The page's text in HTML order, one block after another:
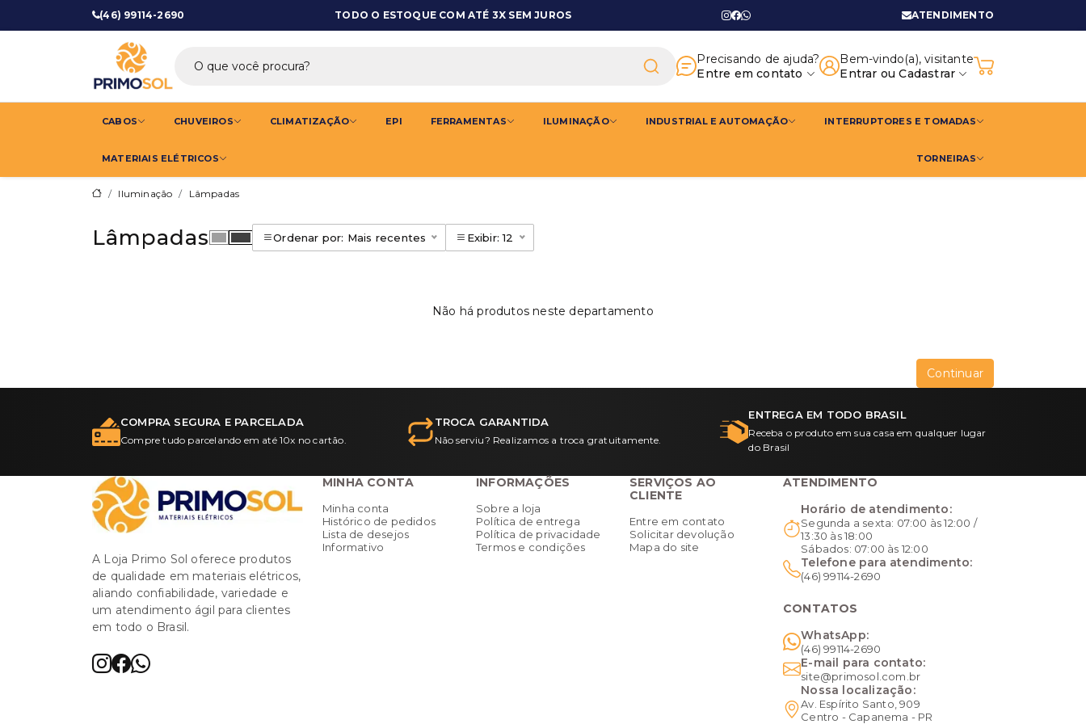
(46) 99114-2690 TODO O ESTOQUE COM ATÉ 3X SEM JUROS ATENDIMENTO
Primosol - Materiais Elétricos
Precisando de ajuda?
Entre em contato
Bem-vindo(a), visitante
Entrar ouCadastrar
CABOS CHUVEIROS CLIMATIZAÇÃO EPI FERRAMENTAS ILUMINAÇÃO INDUSTRIAL E AUTOMAÇÃO INTERRUPTORES E TOMADAS
MATERIAIS ELÉTRICOS TORNEIRAS
Iluminação Lâmpadas
Lâmpadas Ordenar por: Mais recentes Exibir: 12
Não há produtos neste departamento
Continuar
COMPRA SEGURA E PARCELADA
Compre tudo parcelando em até 10x no cartão.
TROCA GARANTIDA
Não serviu? Realizamos a troca gratuitamente.
ENTREGA EM TODO BRASIL
Receba o produto em sua casa em qualquer lugar
do Brasil
A Loja Primo Sol oferece produtos
de qualidade em materiais elétricos,
aliando confiabilidade, variedade e
um atendimento ágil para clientes
em todo o Brasil.
MINHA CONTA
Minha conta
Histórico de pedidos
Lista de desejos
Informativo
INFORMAÇÕES
Sobre a loja
Política de entrega
Política de privacidade
Termos e condições
SERVIÇOS AO
CLIENTE
Entre em contato
Solicitar devolução
Mapa do site
ATENDIMENTO
Horário de atendimento:
Segunda a sexta: 07:00 às 12:00 /
13:30 às 18:00
Sábados: 07:00 às 12:00
Telefone para atendimento:
(46) 99114-2690
CONTATOS
WhatsApp:
(46) 99114-2690
E-mail para contato:
site@primosol.com.br
Nossa localização:
Av. Espírito Santo, 909
Centro - Capanema - PR